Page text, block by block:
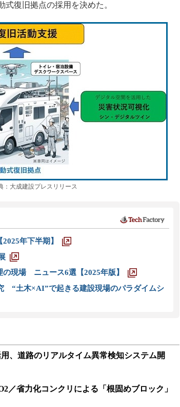
復旧拠点の採用を決めた。
大成建設プレスリリース
年下半期】
の現場 ニュース6選【2025年版】
“土木×AI”で起きる建設現場のパラダイムシ
、道路のリアルタイム異常検知システム開
／省力化コンクリによる「根固めブロック」